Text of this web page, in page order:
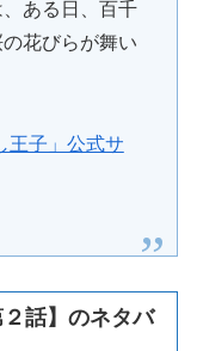
ある日、百千
花びらが舞い
王子」公式サ
話】のネタバ